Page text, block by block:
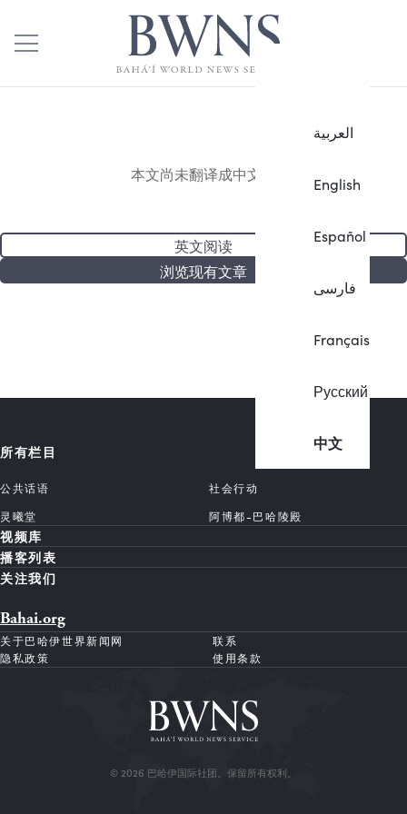
العربية
English
Español
فارسی
Français
Русский
中文
本文尚未翻译成中文。
英文阅读
浏览现有文章
所有栏目
公共话语
社会行动
灵曦堂
阿博都-巴哈陵殿
视频库
播客列表
关注我们
Bahai.org
关于巴哈伊世界新闻网
联系
隐私政策
使用条款
© 2026 巴哈伊国际社团。保留所有权利。